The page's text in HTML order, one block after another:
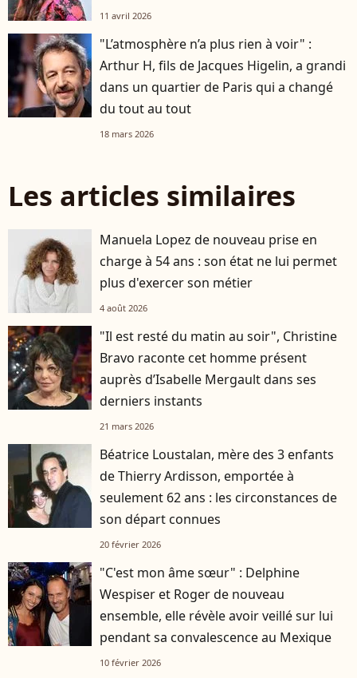
11 avril 2026
"L’atmosphère n’a plus rien à voir" :
Arthur H, fils de Jacques Higelin, a grandi
dans un quartier de Paris qui a changé
du tout au tout
18 mars 2026
Les articles similaires
Manuela Lopez de nouveau prise en
charge à 54 ans : son état ne lui permet
plus d'exercer son métier
4 août 2026
"Il est resté du matin au soir", Christine
Bravo raconte cet homme présent
auprès d’Isabelle Mergault dans ses
derniers instants
21 mars 2026
Béatrice Loustalan, mère des 3 enfants
de Thierry Ardisson, emportée à
seulement 62 ans : les circonstances de
son départ connues
20 février 2026
"C'est mon âme sœur" : Delphine
Wespiser et Roger de nouveau
ensemble, elle révèle avoir veillé sur lui
pendant sa convalescence au Mexique
10 février 2026